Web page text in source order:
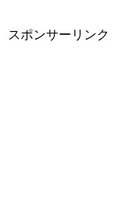
スポンサーリンク